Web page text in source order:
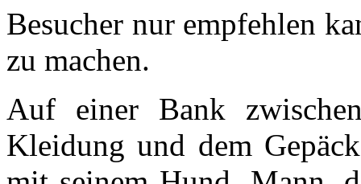
Besucher nur empfehlen
zu machen.
Auf einer Bank
Kleidung und dem